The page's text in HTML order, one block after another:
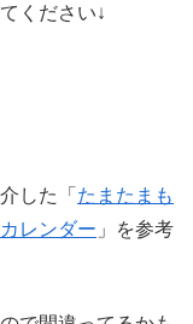
ください↓
した「 たまたまも
レンダー 」を参考